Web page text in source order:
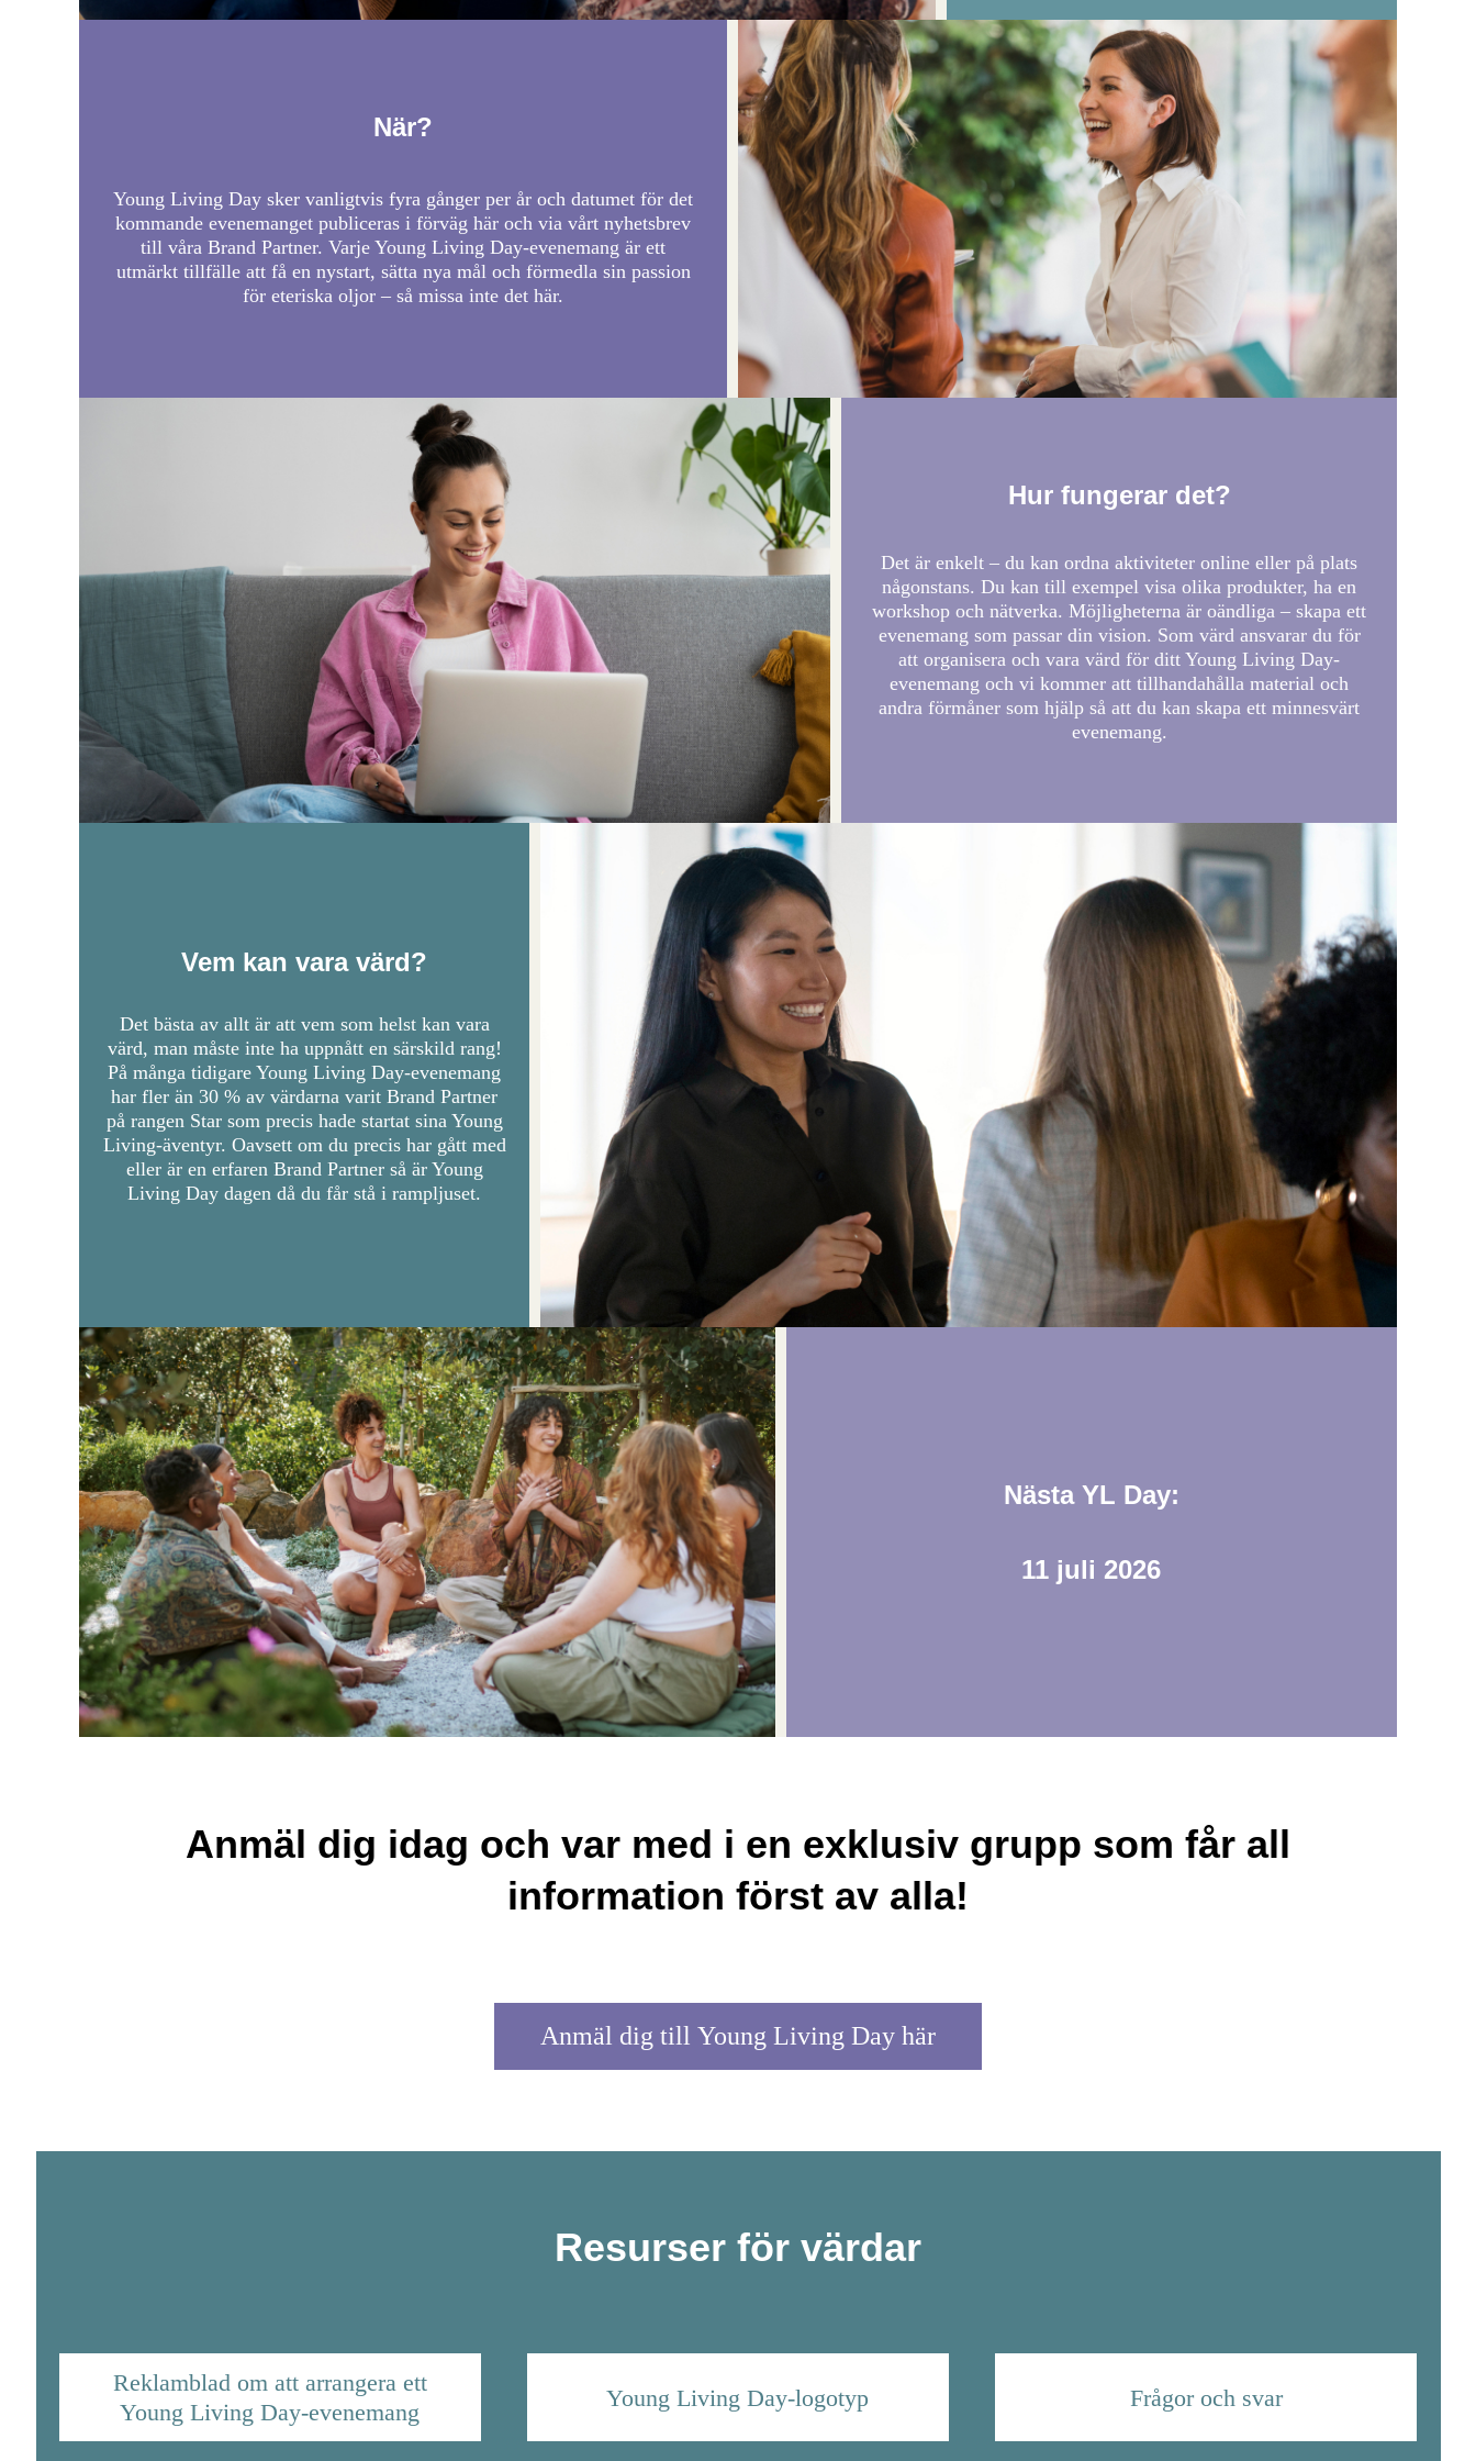
När?
Young Living Day sker vanligtvis fyra gånger per år och datumet för det
kommande evenemanget publiceras i förväg här och via vårt nyhetsbrev
till våra Brand Partner. Varje Young Living Day-evenemang är ett
utmärkt tillfälle att få en nystart, sätta nya mål och förmedla sin passion
för eteriska oljor – så missa inte det här.
Hur fungerar det?
Det är enkelt – du kan ordna aktiviteter online eller på plats
någonstans. Du kan till exempel visa olika produkter, ha en
workshop och nätverka. Möjligheterna är oändliga – skapa ett
evenemang som passar din vision. Som värd ansvarar du för
att organisera och vara värd för ditt Young Living Day-
evenemang och vi kommer att tillhandahålla material och
andra förmåner som hjälp så att du kan skapa ett minnesvärt
evenemang.
Vem kan vara värd?
Det bästa av allt är att vem som helst kan vara
värd, man måste inte ha uppnått en särskild rang!
På många tidigare Young Living Day-evenemang
har fler än 30 % av värdarna varit Brand Partner
på rangen Star som precis hade startat sina Young
Living-äventyr. Oavsett om du precis har gått med
eller är en erfaren Brand Partner så är Young
Living Day dagen då du får stå i rampljuset.
Nästa YL Day:
11 juli 2026
Anmäl dig idag och var med i en exklusiv grupp som får all
information först av alla!
Anmäl dig till Young Living Day här
Resurser för värdar
Reklamblad om att arrangera ett
Young Living Day-evenemang
Young Living Day-logotyp Frågor och svar